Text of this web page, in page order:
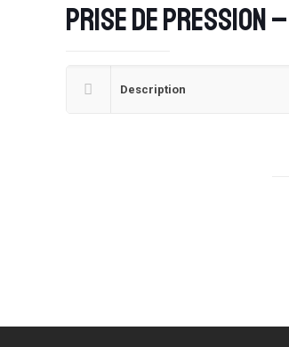
Prise de pression
Description